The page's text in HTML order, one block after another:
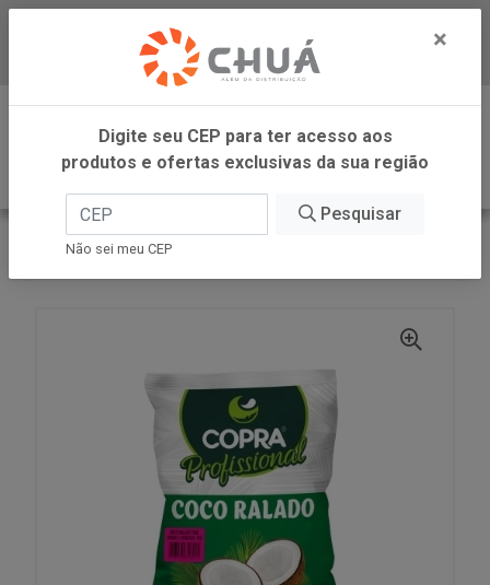
Baixe já nosso APP
0
INÍCIO
COPRA ALIMENTOS
×
Digite seu CEP para ter acesso aos
produtos e ofertas exclusivas da sua região
Pesquisar
Não sei meu CEP